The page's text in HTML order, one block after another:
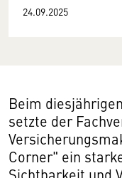
24.09.2025
Beim diesjährigen
setzte der
Corner" ein
Sichtbarkeit und